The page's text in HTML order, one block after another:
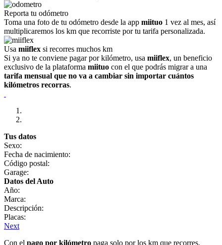
Reporta tu odómetro
Toma una foto de tu odómetro desde la app miituo 1 vez al mes, así
multiplicaremos los km que recorriste por tu tarifa personalizada.
Usa miiflex si recorres muchos km
Si ya no te conviene pagar por kilómetro, usa miiflex, un beneficio
exclusivo de la plataforma miituo con el que podrás migrar a una
tarifa mensual que no va a cambiar sin importar cuántos
kilómetros recorras.
Tus datos
Sexo:
Fecha de nacimiento:
Código postal:
Garage:
Datos del Auto
Año:
Marca:
Descripción:
Placas:
Next
Con el pago por kilómetro paga solo por los km que recorres.